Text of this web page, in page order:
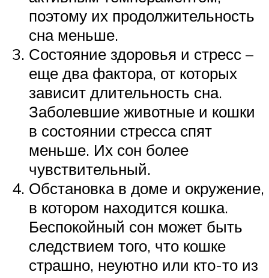
поэтому их продолжительность
сна меньше.
Состояние здоровья и стресс –
еще два фактора, от которых
зависит длительность сна.
Заболевшие животные и кошки
в состоянии стресса спят
меньше. Их сон более
чувствительный.
Обстановка в доме и окружение,
в котором находится кошка.
Беспокойный сон может быть
следствием того, что кошке
страшно, неуютно или кто-то из